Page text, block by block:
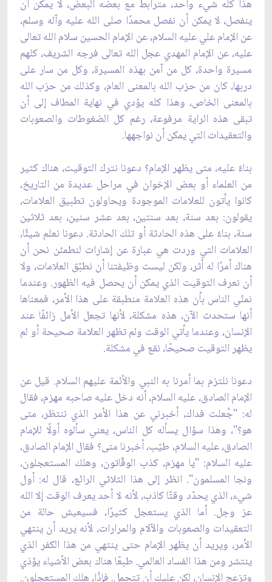
هذا كله شيء واحد، مترابط مع بعضه البعض، لا يمكن أن
ينفصل، لا يمكن أن نفصل محمدًا صلى الله عليه وآله وسلم،
عن الإمام علي عليه السلام، عن الإمام الحسين سلام الله تعالى
عليه، عن الإمام المهدي عجل الله تعالى فرجه الشريف، كلهم
مسيرة واحدة، كل من آمن بهذه المسيرة، وكل من سار على
دربها، كان من حزب الله بالمعنى العام، وكذلك من حزب الله
بالمعنى الخاص، وهذا كله يؤدي في نهاية المطاف إلى أن
تبقى هذه الراية مرفوعة، رغم كل الضغوطات والصعوبات
والتعقيدات التي يمكن أن نواجهها.
بناءً عليه، متى يظهر الإمام؟ دعونا نترك التوقيت، هناك كثير
من العلماء أو بعض الإخوان في مراحل عديدة من التاريخ،
كانوا يأتون للعلامات الموجودة ويحاولون تطبيق العلامات،
يقولون: بعد سنة، بعد سنتين، بعد عشر سنين، بعد ثلاثين
سنة، بناءً على هذه الحادثة أو تلك الحادثة. دعونا نعلم شيئًا،
العلامات التي وردت هي عبارة عن إشارات لنطمئن نحن أن
هناك أمرًا له أثر، ولكن ليست وظيفتنا أن نطبّق العلامات، ولا
أن نعرف التوقيت الذي يمكن أن يحصل فيه الظهور. وعندما
نمنّي الناس بأن هذه العلامة منطبقة على هذا الأمر، فمعناها
أنها ستحدث الآن، هذه مشكلة، لأنها تجعل الأمل زائفًا عند
الإنسان، وعندما يأتي الوقت ولم تظهر العلامة صحيحة أو لم
يظهر التوقيت صحيحًا، نقع في مشكلة.
دعونا نلتزم بما أمرنا به النبي والأئمة عليهم السلام. قيل عن
الإمام الصادق، عليه السلام، أنه دخل عليه صاحبه مهزم، فقال
له: "جُعلت فداك، أخبرني عن هذا الأمر الذي ننتظر، متى
هو؟"، وهذا سؤال يسأله كل الناس، يعني سألوه أولًا للإمام
الصادق، عليه السلام، طيّب، أخبرنا متى؟ فقال الإمام الصادق،
عليه السلام: "يا مهزم، كذب الوقّاتون، وهلك المستعجلون،
ونجا المسلمون". انظر إلى هذا الثلاثي الرائع، قال له: أول
شيء، الذي يحدّد وقتًا كاذب، لأنه لا أحد يعرف الوقت إلا الله
عز وجل. أما الذي يستعجل كثيرًا، فسيعيش حالة من
التعقيدات والصعوبات والآلام والمرارات، لأنه يريد أن ينتهي
الأمر، ويريد أن يظهر الإمام حتى ينتهي من هذا الكفر الذي
ينتشر ومن هذا الفساد العالمي. طبعًا هناك بعض الأشياء يؤذي